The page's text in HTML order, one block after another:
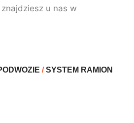
u nas w
/SYSTEM RAMION